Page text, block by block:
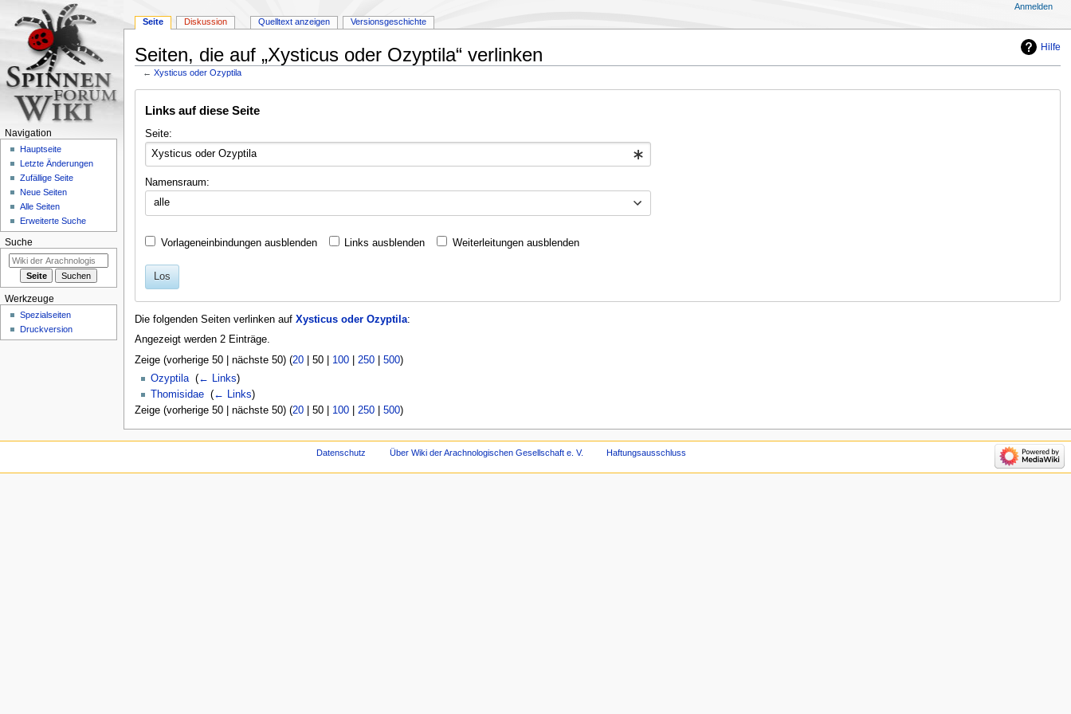
Hilfe
Seiten, die auf „Xysticus oder Ozyptila“ verlinken
←Xysticus oder Ozyptila
Navigation
Suche
Links auf diese Seite
Seite:
Namensraum:
alle
Vorlageneinbindungen ausblenden Links ausblenden Weiterleitungen ausblenden
Los
Die folgenden Seiten verlinken auf Xysticus oder Ozyptila:
Angezeigt werden 2 Einträge.
Zeige (vorherige 50| nächste 50) (20| 50| 100| 250| 500)
Ozyptila‎ (← Links)
Thomisidae‎ (← Links)
Zeige (vorherige 50| nächste 50) (20| 50| 100| 250| 500)
Seite Diskussion Quelltext anzeigen Versionsgeschichte
Anmelden
Navigation
Hauptseite
Letzte Änderungen
Zufällige Seite
Neue Seiten
Alle Seiten
Erweiterte Suche
Suche
Werkzeuge
Spezialseiten
Druckversion
Datenschutz Über Wiki der Arachnologischen Gesellschaft e. V. Haftungsausschluss